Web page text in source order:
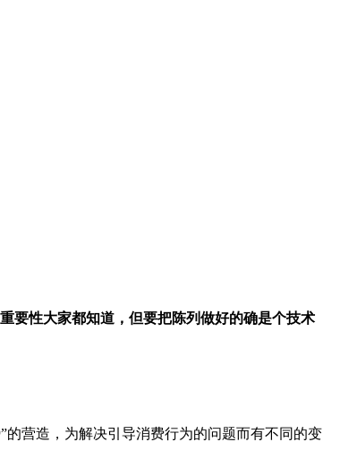
要性大家都知道，但要把陈列做好的确是个技术
营造，为解决引导消费行为的问题而有不同的变